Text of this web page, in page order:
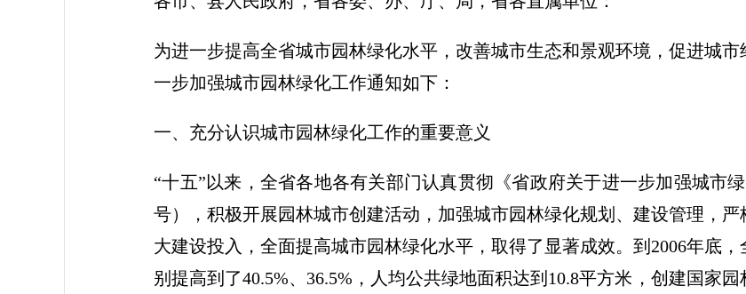
为进一步提高全省城市园林绿化水平，改善城市生态和景观环境，促进城
一步加强城市园林绿化工作通知如下：
一、充分认识城市园林绿化工作的重要意义
“十五”以来，全省各地各有关部门认真贯彻《省政府关于进一步加强城市
号），积极开展园林城市创建活动，加强城市园林绿化规划、建设管理，
大建设投入，全面提高城市园林绿化水平，取得了显著成效。到2006年底
别提高到了40.5%、36.5%，人均公共绿地面积达到10.8平方米，创建国家